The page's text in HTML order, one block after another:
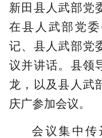
新田县人武部党
在县人武部党
记、县人武部党
议并讲话。县领
龙，以及县人武
庆广参加会议。
会议集中传